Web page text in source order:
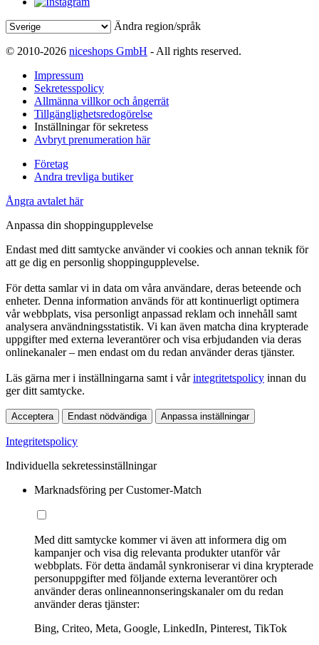
Ändra region/språk
© 2010-2026 niceshops GmbH - All rights reserved.
Impressum
Sekretesspolicy
Allmänna villkor och ångerrät
Tillgänglighetsredogörelse
Inställningar för sekretess
Avbryt prenumeration här
Företag
Andra trevliga butiker
Ångra avtalet här
Anpassa din shoppingupplevelse
Endast med ditt samtycke använder vi cookies och annan teknik för
att ge dig en personlig shoppingupplevelse.
För detta samlar vi in data om våra användare, deras beteende och
enheter. Denna information används för att kontinuerligt optimera
vår webbplats, visa personligt anpassad reklam och innehåll samt
analysera användningsstatistik. Vi kan även matcha dina krypterade
uppgifter med externa leverantörer och visa erbjudanden via deras
onlinekanaler – men endast om du redan använder deras tjänster.
Läs gärna mer i inställningarna samt i vårintegritetspolicy innan du
ger ditt samtycke.
Acceptera Endast nödvändiga Anpassa inställningar
Integritetspolicy
Individuella sekretessinställningar
Marknadsföring per Customer-Match
Med ditt samtycke kommer vi även att informera dig om
kampanjer och visa dig relevanta produkter utanför vår
webbplats. För detta ändamål synkroniserar vi dina krypterade
personuppgifter med följande externa leverantörer och
använder deras onlineannonseringskanaler om du redan
använder deras tjänster:
Bing, Criteo, Meta, Google, LinkedIn, Pinterest, TikTok